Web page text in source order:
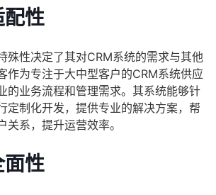
配性
殊性决定了其对CRM系统的需求与其他
作为专注于大中型客户的CRM系统供应
的业务流程和管理需求。其系统能够针
定制化开发，提供专业的解决方案，帮
系，提升运营效率。
面性